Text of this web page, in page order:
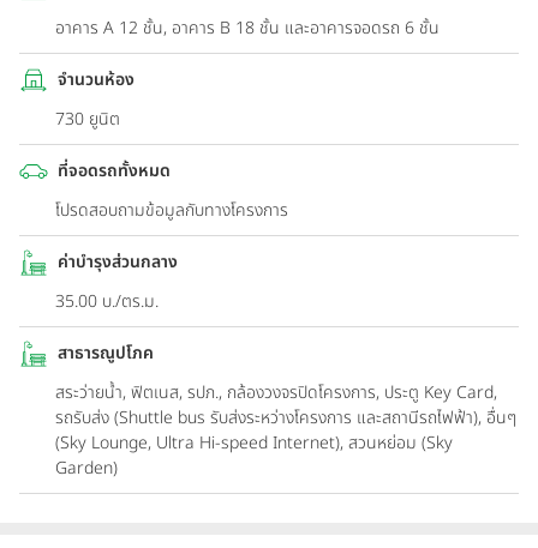
อาคาร A 12 ชั้น, อาคาร B 18 ชั้น และอาคารจอดรถ 6 ชั้น
จำนวนห้อง
730 ยูนิต
ที่จอดรถทั้งหมด
โปรดสอบถามข้อมูลกับทางโครงการ
ค่าบำรุงส่วนกลาง
35.00 บ./ตร.ม.
สาธารณูปโภค
สระว่ายน้ำ, ฟิตเนส, รปภ., กล้องวงจรปิดโครงการ, ประตู Key Card,
รถรับส่ง (Shuttle bus รับส่งระหว่างโครงการ และสถานีรถไฟฟ้า), อื่นๆ
(Sky Lounge, Ultra Hi-speed Internet), สวนหย่อม (Sky
Garden)